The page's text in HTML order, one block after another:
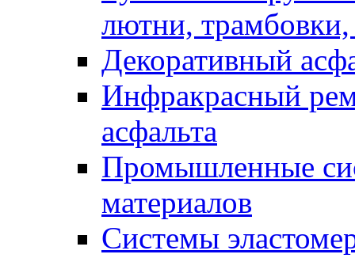
лютни, трамбовки,
Декоративный
Инфракрасный
асфальта
Промышленные
материалов
Системы